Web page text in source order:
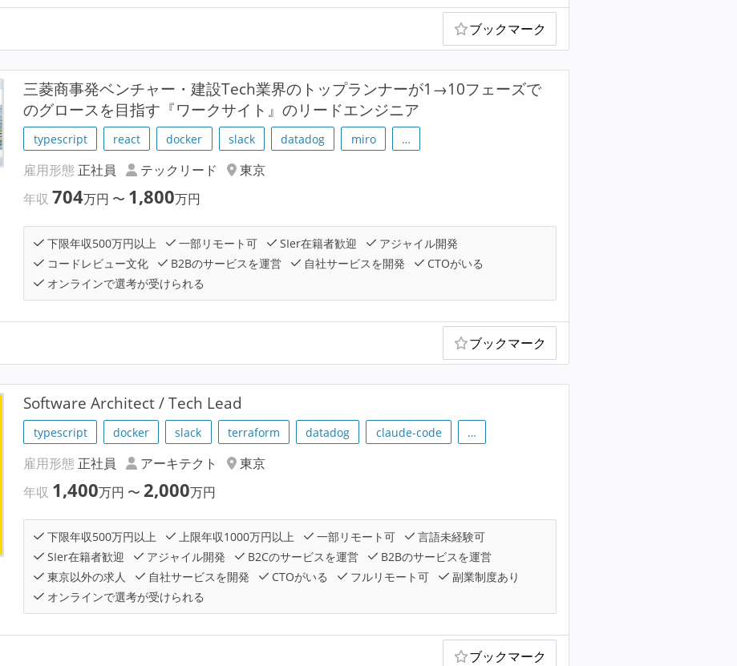
ブックマーク
三菱商事発ベンチャー・建設Tech業界のトップランナーが1→10フェーズで
のグロースを目指す『ワークサイト』のリードエンジニア
typescript react docker slack datadog miro …
雇用形態 正社員 テックリード
東京
年収704万円 〜 1,800万円
下限年収500万円以上 一部リモート可 SIer在籍者歓迎
アジャイル開発
コードレビュー文化
B2Bのサービスを運営 自社サービスを開発
CTOがいる
オンラインで選考が受けられる
ブックマーク
Software Architect / Tech Lead
typescript docker slack terraform datadog claude-code …
雇用形態 正社員 アーキテクト
東京
年収 1,400万円 〜2,000万円
下限年収500万円以上 上限年収1000万円以上 一部リモート可
言語未経験可
SIer在籍者歓迎
アジャイル開発 B2Cのサービスを運営
B2Bのサービスを運営
東京以外の求人
自社サービスを開発 CTOがいる フルリモート可
副業制度あり
オンラインで選考が受けられる
ブックマーク